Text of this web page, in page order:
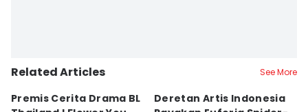
Related Articles See More
Premis Cerita Drama BL
Deretan Artis Indonesia